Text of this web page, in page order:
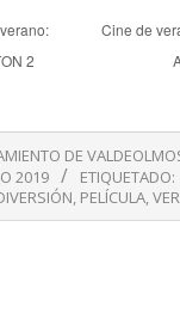
2
Cine de
DE
2019 ETIQUETADO:
, PELÍCULA,